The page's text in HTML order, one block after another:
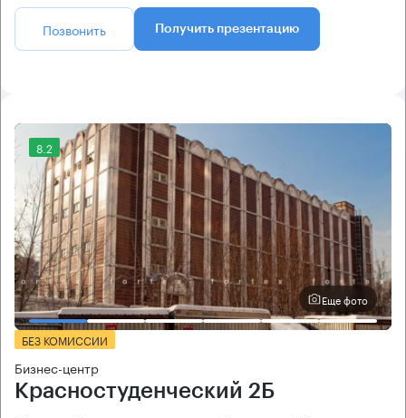
Позвонить Получить презентацию
8.2
Еще фото
БЕЗ КОМИССИИ
Бизнес-центр
Красностуденческий 2Б